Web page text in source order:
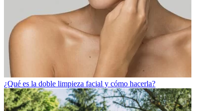
¿Qué es la doble limpieza facial y cómo hacerla?